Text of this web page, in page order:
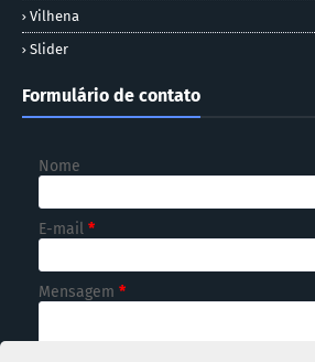
Vilhena
Slider
Formulário de contato
Nome
E-mail *
Mensagem *